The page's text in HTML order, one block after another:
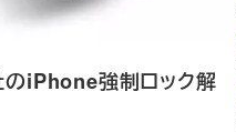
のiPhone強制ロック解